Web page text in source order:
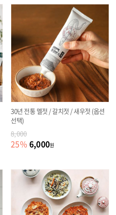
30년 전통 멜젓 / 갈치젓 / 새우젓 (옵션
선택)
8,000
25% 6,000원